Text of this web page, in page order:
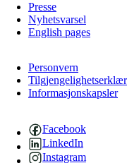
Presse
Nyhetsvarsel
English pages
Personvern
Informasjonskapsler
Facebook
LinkedIn
Instagram